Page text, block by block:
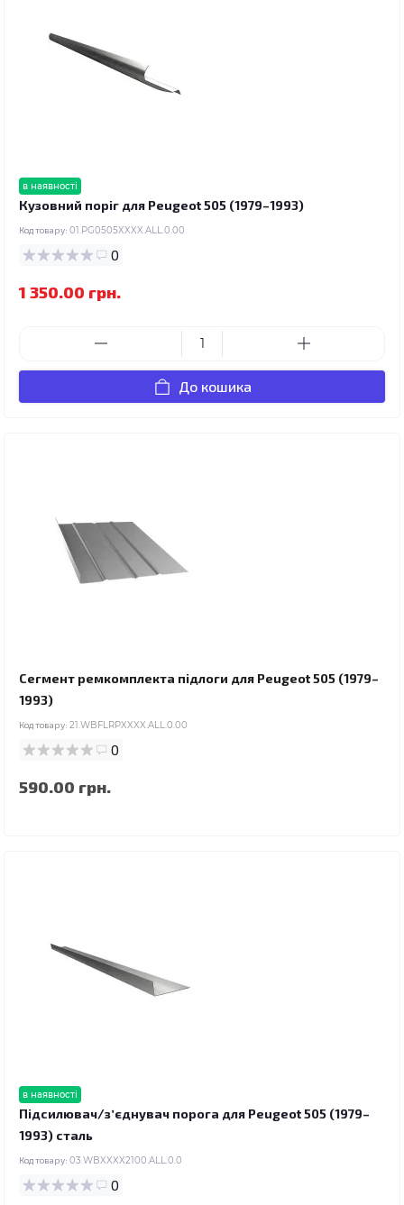
в наявності
Кузовний поріг для Peugeot 505 (1979–1993)
Код товару: 01.PG0505XXXX.ALL.0.00
0
1 350.00 грн.
До кошика
Сегмент ремкомплекта підлоги для Peugeot 505 (1979–
1993)
Код товару: 21.WBFLRPXXXX.ALL.0.00
0
590.00 грн.
в наявності
Підсилювач/зʼєднувач порога для Peugeot 505 (1979–
1993) сталь
Код товару: 03.WBXXXX2100.ALL.0.0
0